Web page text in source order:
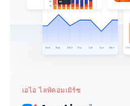
เอไอ ไลฟ์คอมเมิร์ซ